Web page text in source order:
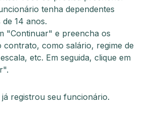
tenha dependentes
14 anos.
"Continuar" e preencha os
contrato, como salário, regime de
etc. Em seguida, clique em
registrou seu funcionário.